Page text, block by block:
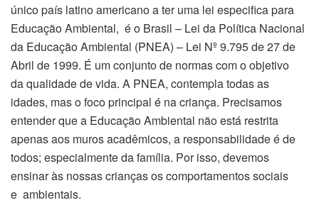
único país latino americano a ter uma lei especifica para
Educação Ambiental, é o Brasil – Lei da Política Nacional
da Educação Ambiental (PNEA) – Lei Nº 9.795 de 27 de
Abril de 1999. É um conjunto de normas com o objetivo
da qualidade de vida. A PNEA, contempla todas as
idades, mas o foco principal é na criança. Precisamos
entender que a Educação Ambiental não está restrita
apenas aos muros acadêmicos, a responsabilidade é de
todos; especialmente da família. Por isso, devemos
ensinar às nossas crianças os comportamentos sociais
e ambientais.